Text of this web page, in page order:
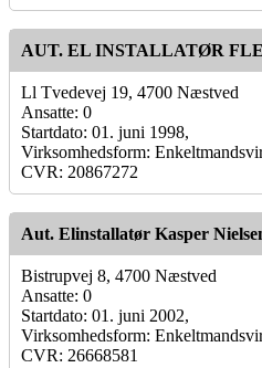
AUT. EL INSTALLATØR
Ll Tvedevej 19, 4700 Næstved
Ansatte: 0
Startdato: 01. juni 1998,
Virksomhedsform:
CVR: 20867272
Aut. Elinstallatør Kasper
Bistrupvej 8, 4700 Næstved
Ansatte: 0
Startdato: 01. juni 2002,
Virksomhedsform:
CVR: 26668581